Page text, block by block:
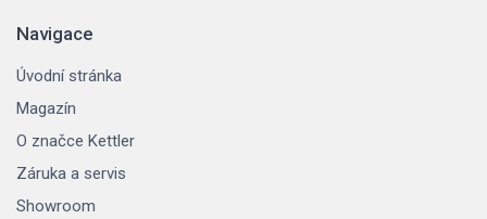
Navigace
Úvodní stránka
Magazín
O značce Kettler
Záruka a servis
Showroom